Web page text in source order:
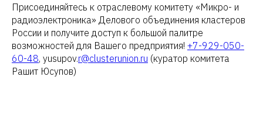
Присоединяйтесь к отраслевому комитету «Микро- и
радиоэлектроника» Делового объединения кластеров
России и получите доступ к большой палитре
возможностей для Вашего предприятия! +7-929-050-
60-48, yusupov.r@clusterunion.ru (куратор комитета
Рашит Юсупов)